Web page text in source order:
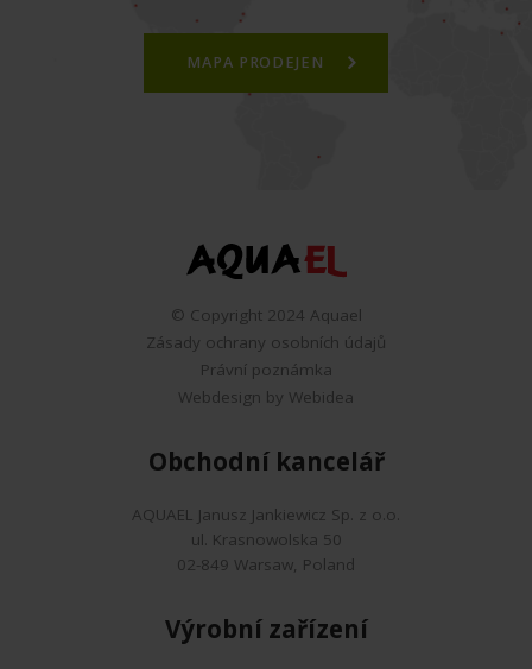
MAPA PRODEJEN
© Copyright 2024 Aquael
Zásady ochrany osobních údajů
Právní poznámka
Webdesign by Webidea
Obchodní kancelář
AQUAEL Janusz Jankiewicz Sp. z o.o.
ul. Krasnowolska 50
02-849 Warsaw, Poland
Výrobní zařízení